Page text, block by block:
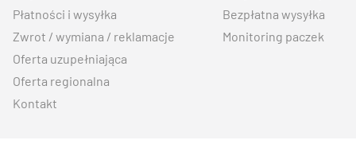
Płatności i wysyłka
Zwrot / wymiana / reklamacje
Oferta uzupełniająca
Oferta regionalna
Kontakt
Bezpłatna wysyłka
Monitoring paczek